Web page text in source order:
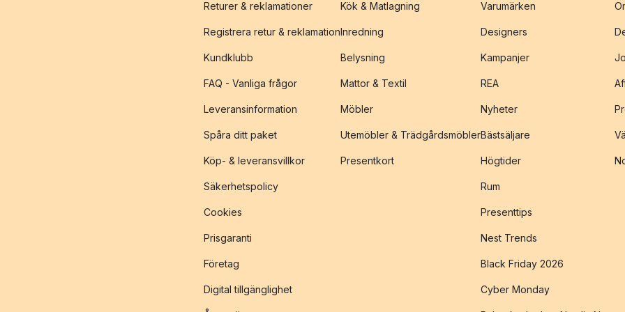
Returer & reklamationer
Registrera retur & reklamation
Kundklubb
FAQ - Vanliga frågor
Leveransinformation
Spåra ditt paket
Köp- & leveransvillkor
Säkerhetspolicy
Cookies
Prisgaranti
Företag
Digital tillgänglighet
Kök & Matlagning
Inredning
Belysning
Mattor & Textil
Möbler
Utemöbler & Trädgårdsmöbler
Presentkort
Varumärken
Designers
Kampanjer
REA
Nyheter
Bästsäljare
Högtider
Rum
Presenttips
Nest Trends
Black Friday 2026
Cyber Monday